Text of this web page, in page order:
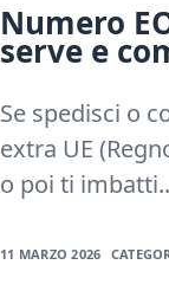
Numero
serve e
Se spedisci o
extra UE
o poi ti
11 MARZO 2026